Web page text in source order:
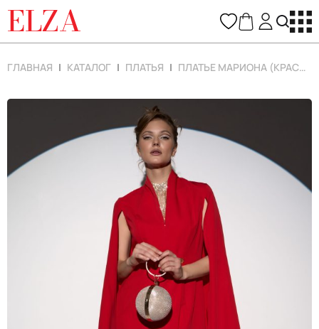
ELZA
ГЛАВНАЯ КАТАЛОГ ПЛАТЬЯ ПЛАТЬЕ МАРИОНА (КРАСНЫЙ)